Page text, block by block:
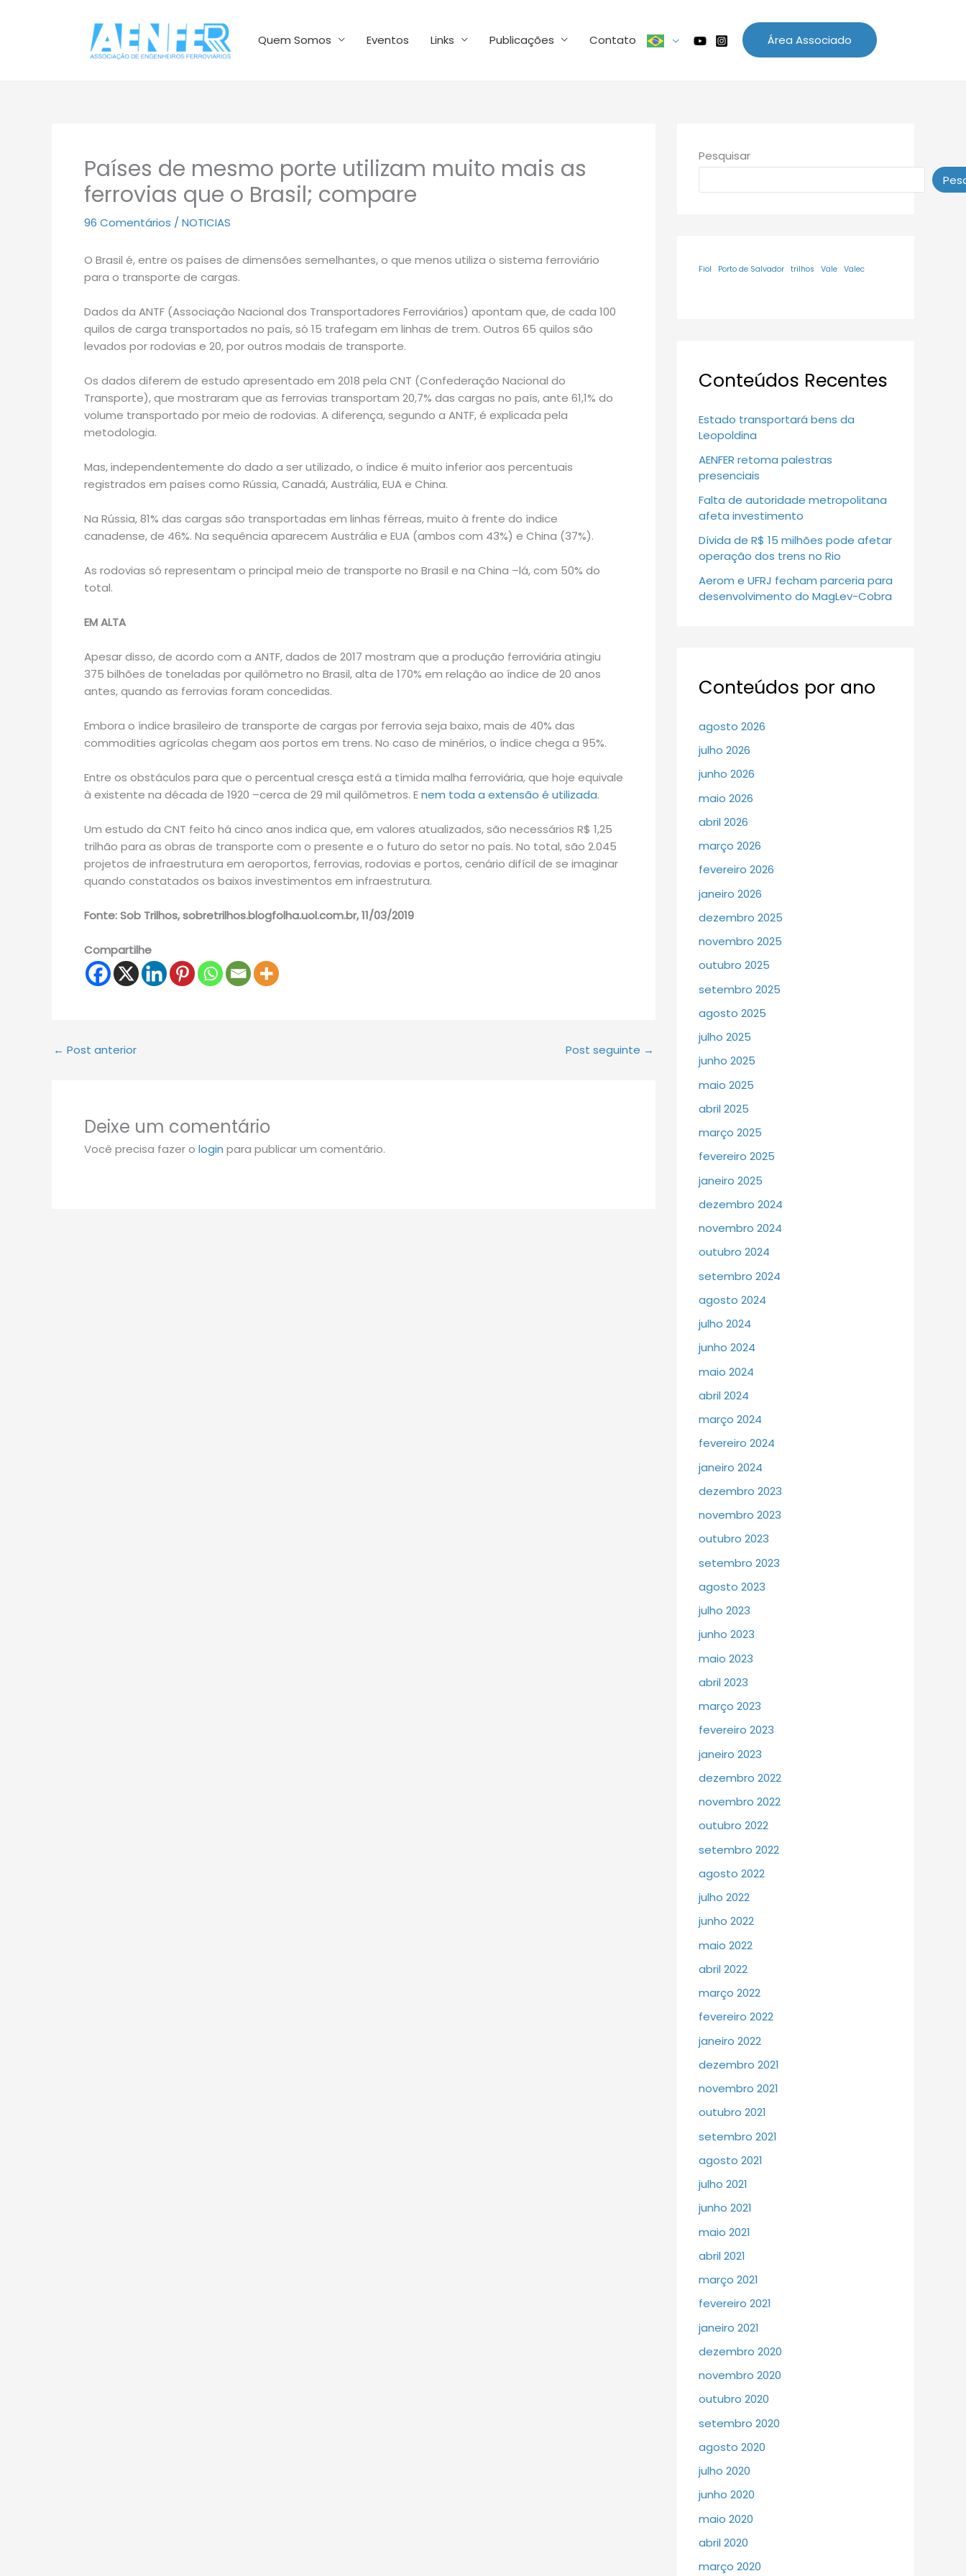
Quem Somos Eventos Links Publicações Contato Área Associado
Países de mesmo porte utilizam muito mais as
ferrovias que o Brasil; compare
96 Comentários / NOTICIAS
O Brasil é, entre os países de dimensões semelhantes, o que menos utiliza o sistema ferroviário
para o transporte de cargas.
Dados da ANTF (Associação Nacional dos Transportadores Ferroviários) apontam que, de cada 100
quilos de carga transportados no país, só 15 trafegam em linhas de trem. Outros 65 quilos são
levados por rodovias e 20, por outros modais de transporte.
Os dados diferem de estudo apresentado em 2018 pela CNT (Confederação Nacional do
Transporte), que mostraram que as ferrovias transportam 20,7% das cargas no país, ante 61,1% do
volume transportado por meio de rodovias. A diferença, segundo a ANTF, é explicada pela
metodologia.
Mas, independentemente do dado a ser utilizado, o índice é muito inferior aos percentuais
registrados em países como Rússia, Canadá, Austrália, EUA e China.
Na Rússia, 81% das cargas são transportadas em linhas férreas, muito à frente do índice
canadense, de 46%. Na sequência aparecem Austrália e EUA (ambos com 43%) e China (37%).
As rodovias só representam o principal meio de transporte no Brasil e na China –lá, com 50% do
total.
EM ALTA
Apesar disso, de acordo com a ANTF, dados de 2017 mostram que a produção ferroviária atingiu
375 bilhões de toneladas por quilômetro no Brasil, alta de 170% em relação ao índice de 20 anos
antes, quando as ferrovias foram concedidas.
Embora o índice brasileiro de transporte de cargas por ferrovia seja baixo, mais de 40% das
commodities agrícolas chegam aos portos em trens. No caso de minérios, o índice chega a 95%.
Entre os obstáculos para que o percentual cresça está a tímida malha ferroviária, que hoje equivale
à existente na década de 1920 –cerca de 29 mil quilômetros. Enem toda a extensão é utilizada.
Um estudo da CNT feito há cinco anos indica que, em valores atualizados, são necessários R$ 1,25
trilhão para as obras de transporte com o presente e o futuro do setor no país. No total, são 2.045
projetos de infraestrutura em aeroportos, ferrovias, rodovias e portos, cenário difícil de se imaginar
quando constatados os baixos investimentos em infraestrutura.
Fonte: Sob Trilhos, sobretrilhos.blogfolha.uol.com.br, 11/03/2019
Compartilhe
← Post anterior Post seguinte →
Deixe um comentário
Você precisa fazer o login para publicar um comentário.
Pesquisar
Fiol Porto de Salvador trilhos Vale Valec
Conteúdos Recentes
Estado transportará bens da
Leopoldina
AENFER retoma palestras
presenciais
Falta de autoridade metropolitana
afeta investimento
Dívida de R$ 15 milhões pode afetar
operação dos trens no Rio
Aerom e UFRJ fecham parceria para
desenvolvimento do MagLev-Cobra
Conteúdos por ano
agosto 2026
julho 2026
junho 2026
maio 2026
abril 2026
março 2026
fevereiro 2026
janeiro 2026
dezembro 2025
novembro 2025
outubro 2025
setembro 2025
agosto 2025
julho 2025
junho 2025
maio 2025
abril 2025
março 2025
fevereiro 2025
janeiro 2025
dezembro 2024
novembro 2024
outubro 2024
setembro 2024
agosto 2024
julho 2024
junho 2024
maio 2024
abril 2024
março 2024
fevereiro 2024
janeiro 2024
dezembro 2023
novembro 2023
outubro 2023
setembro 2023
agosto 2023
julho 2023
junho 2023
maio 2023
abril 2023
março 2023
fevereiro 2023
janeiro 2023
dezembro 2022
novembro 2022
outubro 2022
setembro 2022
agosto 2022
julho 2022
junho 2022
maio 2022
abril 2022
março 2022
fevereiro 2022
janeiro 2022
dezembro 2021
novembro 2021
outubro 2021
setembro 2021
agosto 2021
julho 2021
junho 2021
maio 2021
abril 2021
março 2021
fevereiro 2021
janeiro 2021
dezembro 2020
novembro 2020
outubro 2020
setembro 2020
agosto 2020
julho 2020
junho 2020
maio 2020
abril 2020
março 2020